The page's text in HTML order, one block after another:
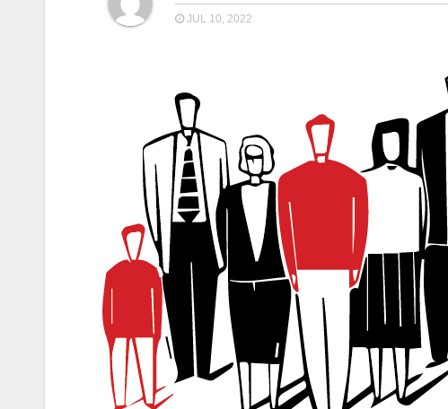
JUL 10, 2022